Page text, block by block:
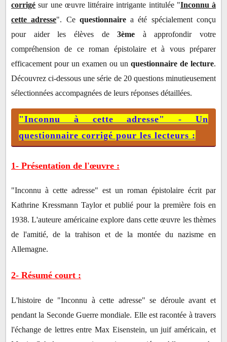
corrigé sur une œuvre littéraire intrigante intitulée "Inconnu à
cette adresse". Ce questionnairea été spécialement conçu
pour aider les élèves de3ème à approfondir votre
compréhension de ce roman épistolaire et à vous préparer
efficacement pour un examen ou un questionnaire de lecture.
Découvrez ci-dessous une série de 20 questions minutieusement
sélectionnées accompagnées de leurs réponses détaillées.
"Inconnu à cette adresse" - Un
questionnaire corrigé pour les lecteurs :
1- Présentation de l'œuvre :
"Inconnu à cette adresse" est un roman épistolaire écrit par
Kathrine Kressmann Taylor et publié pour la première fois en
1938. L'auteure américaine explore dans cette œuvre les thèmes
de l'amitié, de la trahison et de la montée du nazisme en
Allemagne.
2- Résumé court :
L'histoire de "Inconnu à cette adresse" se déroule avant et
pendant la Seconde Guerre mondiale. Elle est racontée à travers
l'échange de lettres entre Max Eisenstein, un juif américain, et